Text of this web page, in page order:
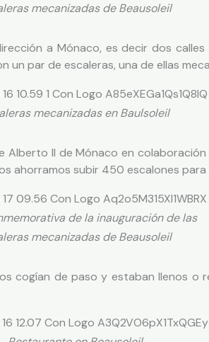
mecanizadas de Beausoleil
a Mónaco, es decir dos
par de escaleras, una de ellas
mecanizadas en Baulsoleil
II de Mónaco en
ahorramos subir 450 escalones para
de la inauguración de las
mecanizadas de Beausoleil
cogían de paso y estaban llenos o